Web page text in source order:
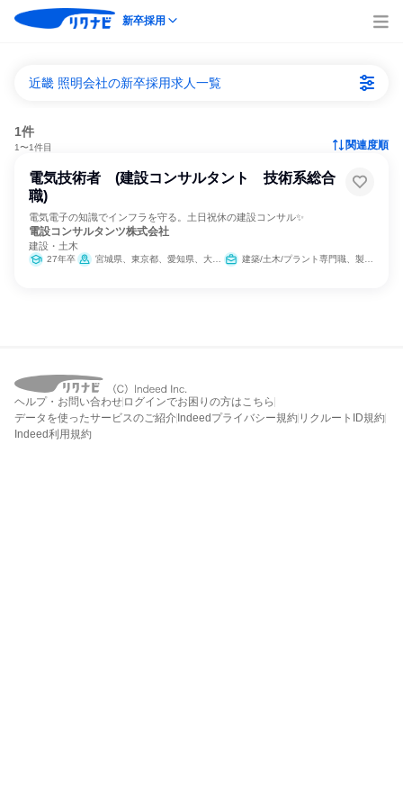
新卒採用
近畿 照明会社の新卒採用求人一覧
1件
1〜1件目 関連度順
電気技術者 (建設コンサルタント 技術系総合
職)
電気電子の知識でインフラを守る。土日祝休の建設コンサル✨
電設コンサルタンツ株式会社
建設・土木
27年卒 宮城県、東京都、愛知県、大阪府、広島県、香川県、福岡県 建築/土木/プラント専門職、製造・生産工程、経営/事業企画
ヘルプ・お問い合わせ ログインでお困りの方はこちら
データを使ったサービスのご紹介 Indeedプライバシー規約 リクルートID規約
Indeed利用規約